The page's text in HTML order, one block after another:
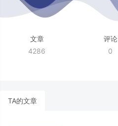
文章
4286
评论
0
TA的文章